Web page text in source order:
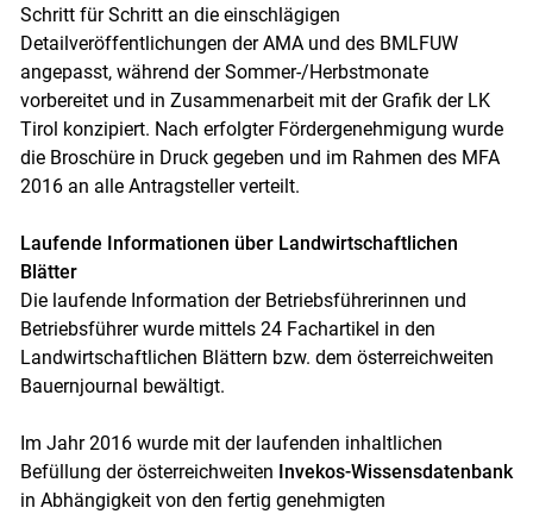
Skip to main content
Schritt für Schritt an die einschlägigen
Detailveröffentlichungen der AMA und des BMLFUW
angepasst, während der Sommer-/Herbstmonate
vorbereitet und in Zusammenarbeit mit der Grafik der LK
Tirol konzipiert. Nach erfolgter Fördergenehmigung wurde
die Broschüre in Druck gegeben und im Rahmen des MFA
2016 an alle Antragsteller verteilt.
Laufende Informationen über Landwirtschaftlichen
Blätter
Die laufende Information der Betriebsführerinnen und
Betriebsführer wurde mittels 24 Fachartikel in den
Landwirtschaftlichen Blättern bzw. dem österreichweiten
Bauernjournal bewältigt.
Im Jahr 2016 wurde mit der laufenden inhaltlichen
Befüllung der österreichweiten Invekos-Wissensdatenbank
in Abhängigkeit von den fertig genehmigten